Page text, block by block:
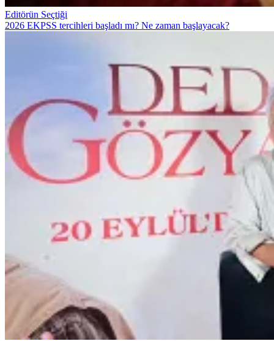
Editörün Seçtiği
2026 EKPSS tercihleri başladı mı? Ne zaman başlayacak?